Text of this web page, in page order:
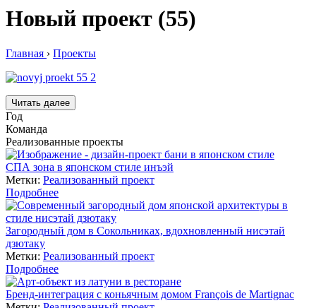
Новый проект (55)
Главная › Проекты
Читать далее
Год
Команда
Реализованные проекты
СПА зона в японском стиле инъэй
Метки: Реализованный проект
Подробнее
Загородный дом в Сокольниках, вдохновленный нисэтай
дзютаку
Метки: Реализованный проект
Подробнее
Бренд-интеграция с коньячным домом François de Martignac